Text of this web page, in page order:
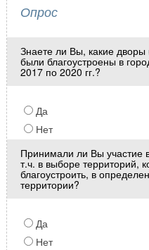
Опрос
Знаете ли Вы, какие
были благоустроены в
2017 по 2020 гг.?
Да
Нет
Принимали ли Вы участие
т.ч. в выборе территорий,
благоустроить, в
территории?
Да
Нет